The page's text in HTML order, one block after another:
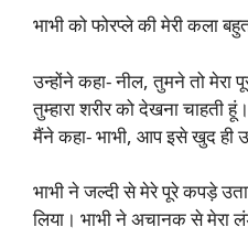
भाभी को फोरप्ले की मेरी कला
उन्होंने कहा- नील, तुमने तो मेरा
तुम्हारा शरीर को देखना चाहती हूं।
मैंने कहा- भाभी, आप इसे खुद ही
भाभी ने जल्दी से मेरे पूरे कपड़े
लिया। भाभी ने अचानक से मेरा